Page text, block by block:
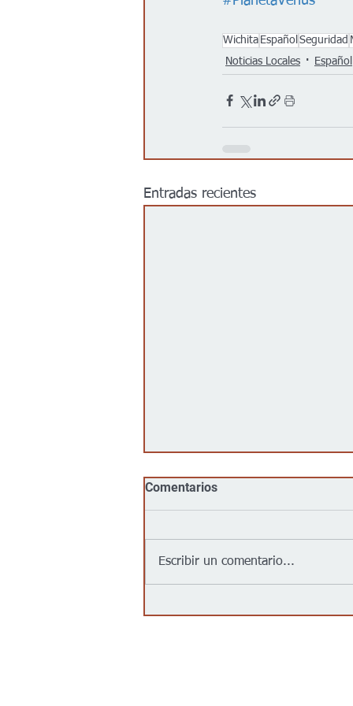
Wichita Español Seguridad
Noticias Locales
Español
Entradas recientes
Comentarios
Escribir un comentario...